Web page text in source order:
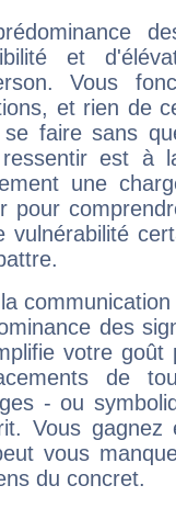
et
Vous
et rien de
se faire sans
est à
une
pour
vulnérabilité
des
votre goût
de
- ou
Vous
vous
du concret.